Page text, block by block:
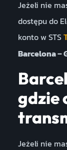
Jeżeli nie
dostępu do
konto w STS
Barcelona –
gdzie
Jeżeli nie